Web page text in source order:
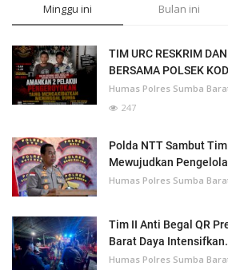
Minggu ini Bulan ini
TIM URC RESKRIM
BERSAMA POLSEK
Humas Polres Sumba
247
Polda NTT Sambut
Mewujudkan
Humas Polres Sumba
Tim II Anti Begal QR
Barat Daya
Humas Polres Sumba